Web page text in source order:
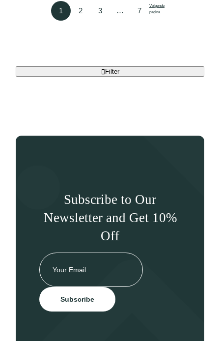
1 2 3 … 7
Volgende
pagina
Filter
Subscribe to Our
Newsletter and Get 10%
Off
Subscribe